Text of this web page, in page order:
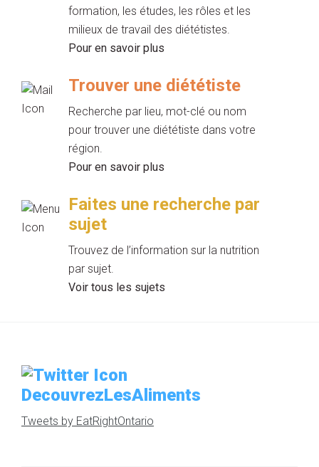
formation, les études, les rôles et les
milieux de travail des diététistes.
Pour en savoir plus
Trouver une diététiste
Recherche par lieu, mot-clé ou nom
pour trouver une diététiste dans votre
région.
Pour en savoir plus
Faites une recherche par
sujet
Trouvez de l’information sur la nutrition
par sujet.
Voir tous les sujets
DecouvrezLesAliments
Tweets by EatRightOntario